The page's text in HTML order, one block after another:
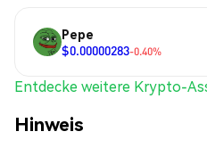
Pepe
$0.00000283-0.40%
Entdecke weitere Krypto-
Hinweis